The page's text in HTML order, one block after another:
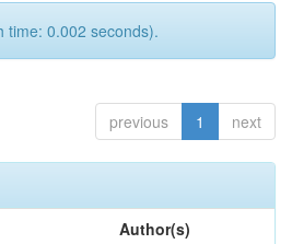
time: 0.002 seconds).
previous 1 next
Author(s)